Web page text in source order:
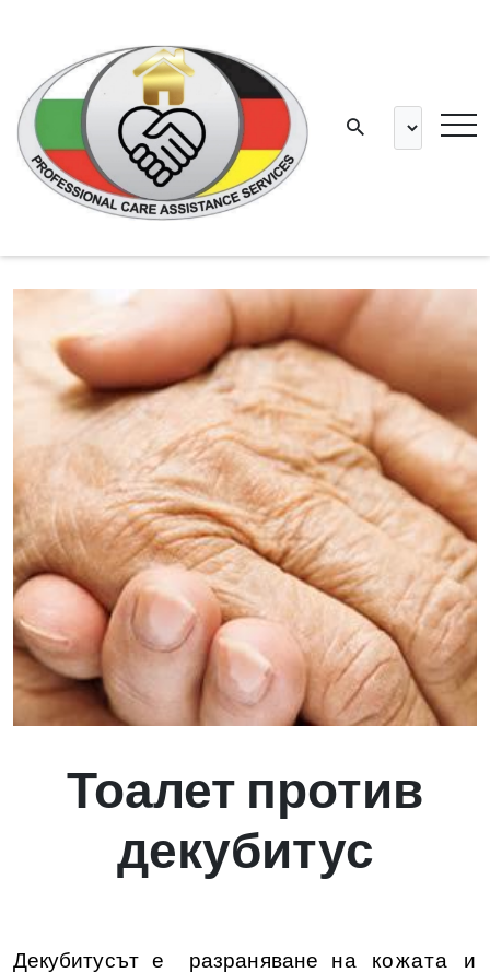
Тоалет против
декубитус
Декубитусът е разраняване на кожата и